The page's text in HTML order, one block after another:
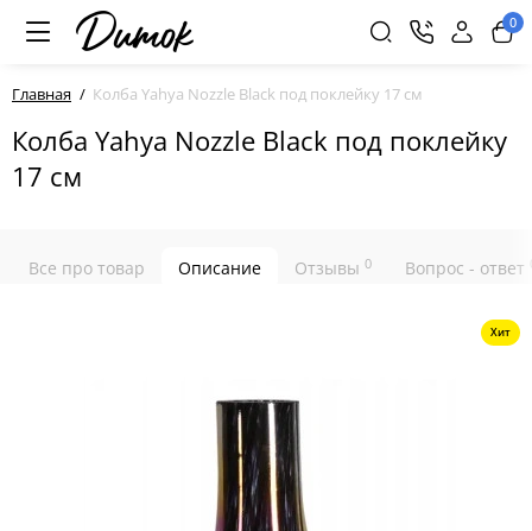
0
Главная Колба Yahya Nozzle Black под поклейку 17 см
Колба Yahya Nozzle Black под поклейку
17 см
Все про товар Описание Отзывы 0 Вопрос - ответ
Хит